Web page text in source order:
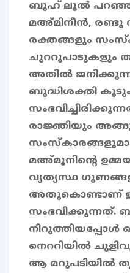
ബുഹ് ലൂൽ
മഅ്മിനീൻ, രണ്ടു
രക്തങ്ങളും
ചുററുപാടുകളും
അതിൽ
ബുദ്ധിശക്തി
രാജ്ഞിയും
മഅ്മൂനിന്റെ
വ്യത്യസ്ഥ
അതുകൊണ്ടാണ്
നിറുത്തിയപ്പോൾ
നെററിയിൽ
ആ മറുപടിയിൽ